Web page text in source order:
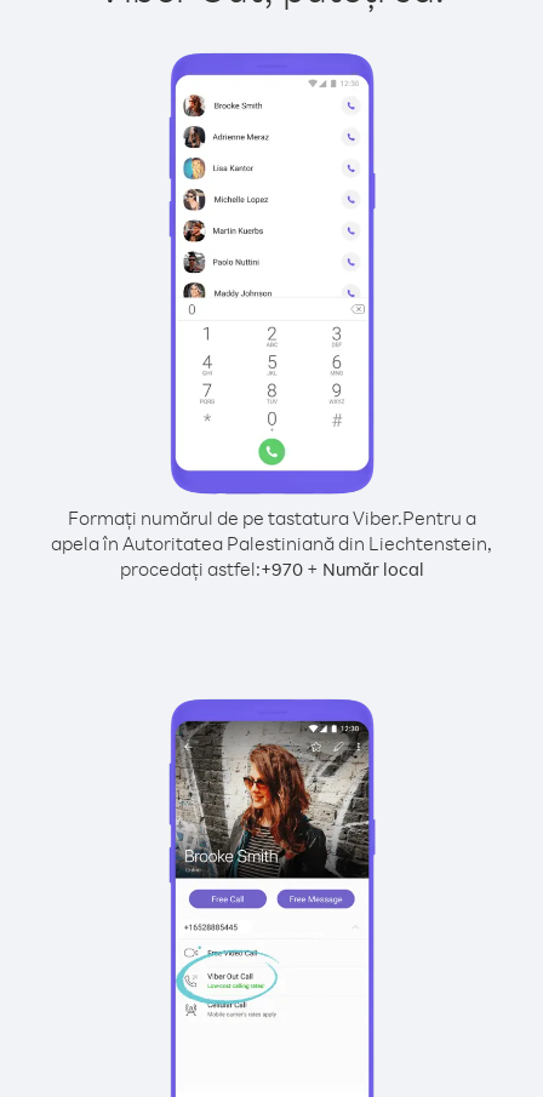
Formați numărul de pe tastatura Viber.Pentru a
apela în Autoritatea Palestiniană din Liechtenstein,
procedați astfel:+970+ Număr local